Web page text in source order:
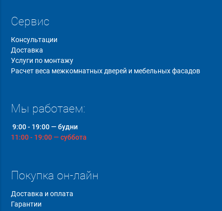
Сервис
Консультации
Доставка
Услуги по монтажу
Расчет веса межкомнатных дверей и мебельных фасадов
Мы работаем:
9:00 - 19:00 — будни
11:00 - 19:00 — суббота
Покупка он-лайн
Доставка и оплата
Гарантии